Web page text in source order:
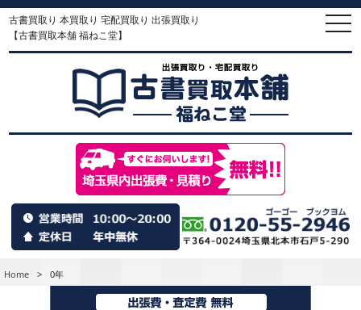
古書買取り 本買取り 宅配買取り 出張買取り
【古書買取本舗 福ねこ堂】
Home > 0年